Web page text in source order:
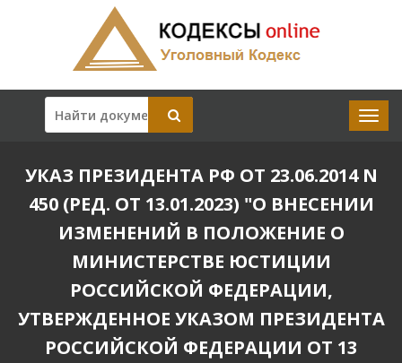
УКАЗ ПРЕЗИДЕНТА РФ ОТ 23.06.2014 N
450 (РЕД. ОТ 13.01.2023) "О ВНЕСЕНИИ
ИЗМЕНЕНИЙ В ПОЛОЖЕНИЕ О
МИНИСТЕРСТВЕ ЮСТИЦИИ
РОССИЙСКОЙ ФЕДЕРАЦИИ,
УТВЕРЖДЕННОЕ УКАЗОМ ПРЕЗИДЕНТА
РОССИЙСКОЙ ФЕДЕРАЦИИ ОТ 13